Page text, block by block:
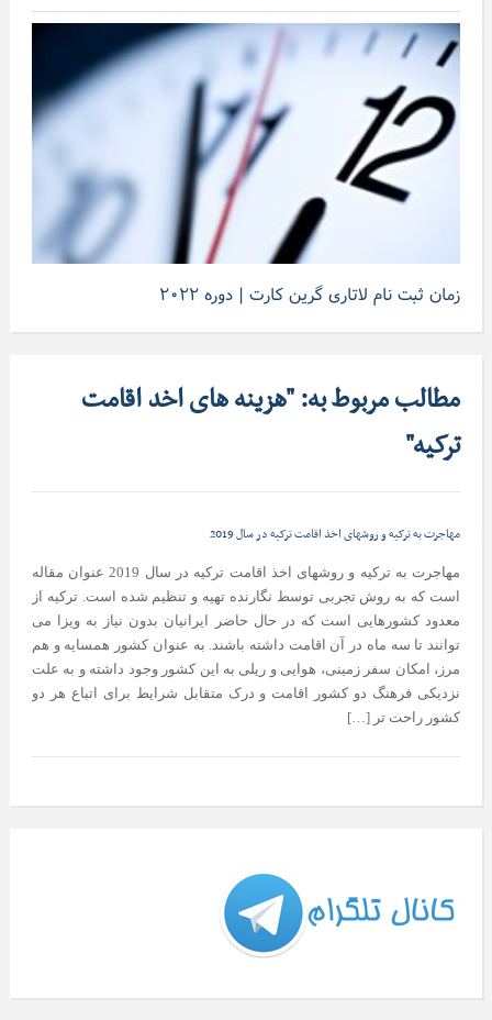
زمان ثبت نام لاتاری گرین کارت | دوره ۲۰۲۲
مطالب مربوط به: "هزینه های اخد اقامت
ترکیه"
مهاجرت به ترکیه و روشهای اخذ اقامت ترکیه در سال 2019
مهاجرت به ترکیه و روشهای اخذ اقامت ترکیه در سال 2019 عنوان مقاله
است که به روش تجربی توسط نگارنده تهیه و تنظیم شده است. ترکیه از
معدود کشورهایی است که در حال حاضر ایرانیان بدون نیاز به ویزا می
توانند تا سه ماه در آن اقامت داشته باشند. به عنوان کشور همسایه و هم
مرز، امکان سفر زمینی، هوایی و ریلی به این کشور وجود داشته و به علت
نزدیکی فرهنگ دو کشور اقامت و درک متقابل شرایط برای اتباع هر دو
کشور راحت تر […]